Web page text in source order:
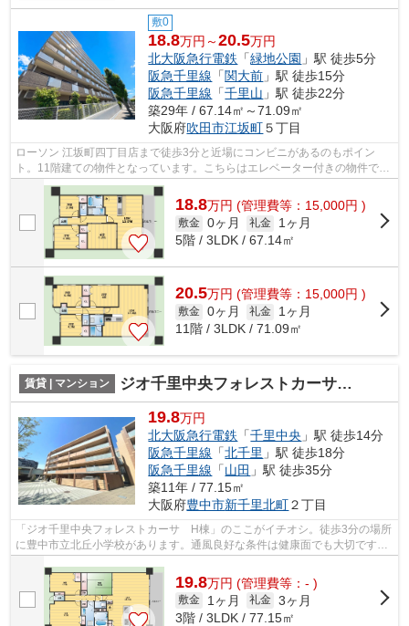
敷0
18.8万円～20.5万円
北大阪急行電鉄 「緑地公園 」駅 徒歩5分
阪急千里線 「関大前 」駅 徒歩15分
阪急千里線 「千里山 」駅 徒歩22分
築29年 / 67.14㎡～71.09㎡
大阪府吹田市江坂町５丁目
ローソン 江坂町四丁目店まで徒歩3分と近場にコンビニがあるのもポイン
ト。11階建ての物件となっています。こちらはエレベーター付きの物件で
す。こだわり派も満足できるデザイナーズ...
18.8万円 (管理費等：15,000円 )
敷金 0ヶ月 礼金
1ヶ月
5階 / 3LDK / 67.14㎡
20.5万円 (管理費等：15,000円 )
敷金 0ヶ月 礼金
1ヶ月
11階 / 3LDK / 71.09㎡
賃貸 | マンション ジオ千里中央フォレストカーサ H棟
19.8万円
北大阪急行電鉄 「千里中央 」駅 徒歩14分
阪急千里線 「北千里 」駅 徒歩18分
阪急千里線 「山田 」駅 徒歩35分
築11年 / 77.15㎡
大阪府豊中市新千里北町２丁目
「ジオ千里中央フォレストカーサ H棟」のここがイチオシ。徒歩3分の場所
に豊中市立北丘小学校があります。通風良好な条件は健康面でも大切です。
19.8万円 (管理費等：- )
敷金 1ヶ月 礼金 3ヶ月
3階 / 3LDK / 77.15㎡